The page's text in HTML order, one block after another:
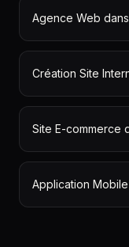
Agence Web
Création Site
Site E-commerce
Application